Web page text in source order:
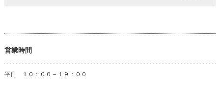
営業時間
平日 １０：００－１９：００